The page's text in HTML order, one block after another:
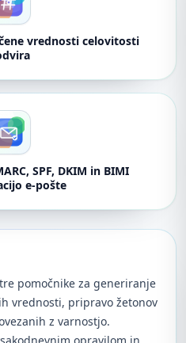
vrednosti celovitosti
SPF, DKIM in BIMI
e-pošte
pomočnike za generiranje
vrednosti, pripravo žetonov
z varnostjo.